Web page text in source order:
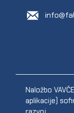
Naložbo
aplikacije)